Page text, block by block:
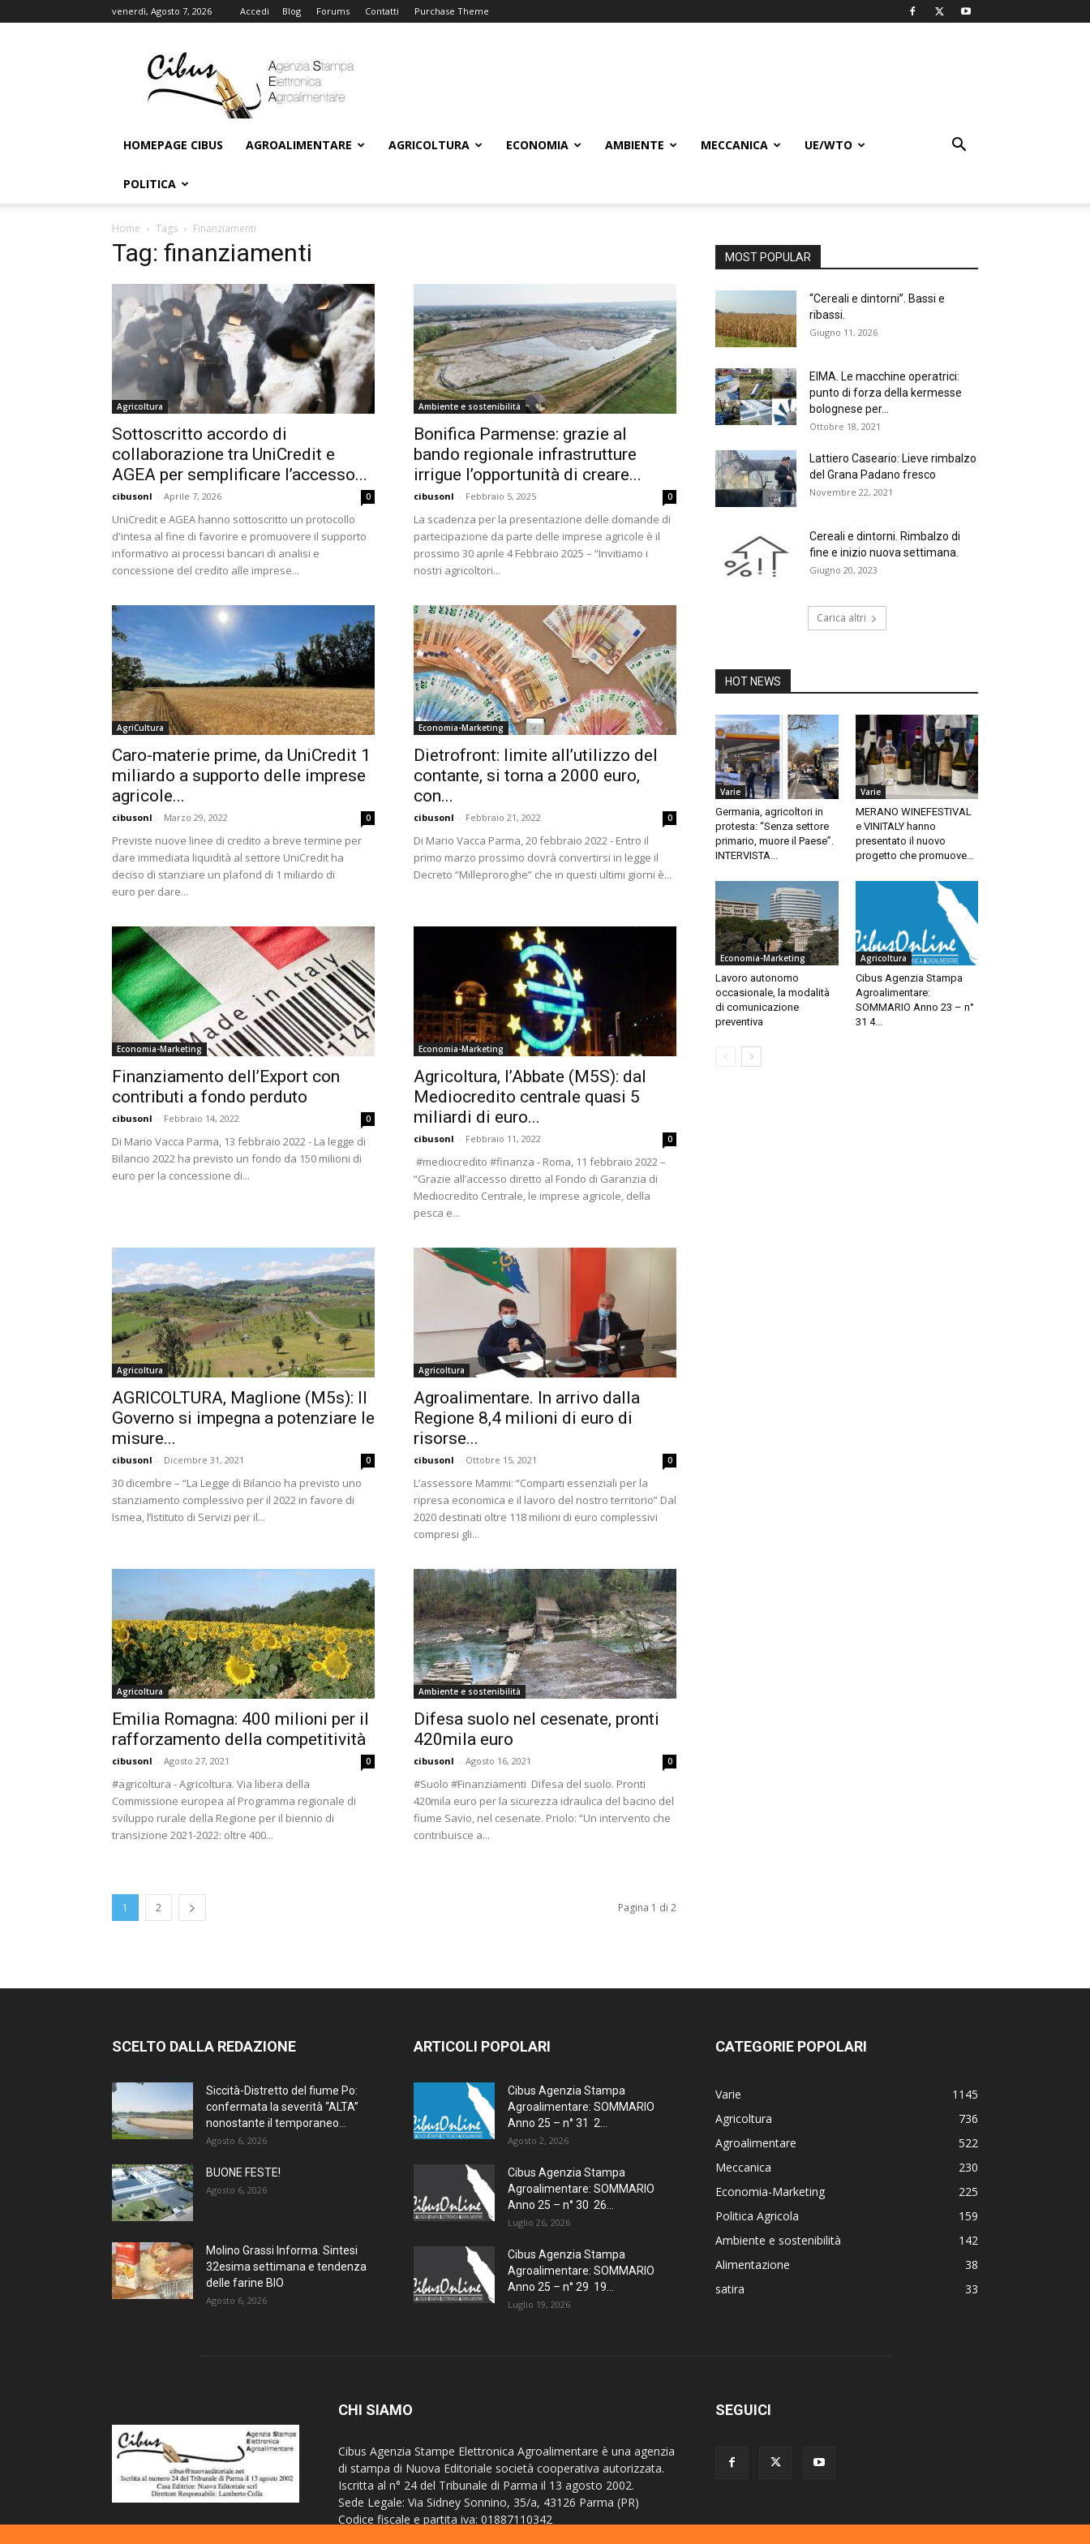
venerdì, Agosto 7, 2026 Accedi Blog Forums Contatti Purchase Theme
Online
HOMEPAGE CIBUS AGROALIMENTARE AGRICOLTURA ECONOMIA AMBIENTE MECCANICA UE/WTO
POLITICA
Home Tags Finanziamenti
Tag: finanziamenti
Agricoltura
Sottoscritto accordo di
collaborazione tra UniCredit e
AGEA per semplificare l’accesso...
cibusonl - Aprile 7, 2026 0
UniCredit e AGEA hanno sottoscritto un protocollo
d'intesa al fine di favorire e promuovere il supporto
informativo ai processi bancari di analisi e
concessione del credito alle imprese...
Ambiente e sostenibilità
Bonifica Parmense: grazie al
bando regionale infrastrutture
irrigue l’opportunità di creare...
cibusonl - Febbraio 5, 2025 0
La scadenza per la presentazione delle domande di
partecipazione da parte delle imprese agricole è il
prossimo 30 aprile 4 Febbraio 2025 – “Invitiamo i
nostri agricoltori...
AgriCultura
Caro-materie prime, da UniCredit 1
miliardo a supporto delle imprese
agricole...
cibusonl - Marzo 29, 2022 0
Previste nuove linee di credito a breve termine per
dare immediata liquidità al settore UniCredit ha
deciso di stanziare un plafond di 1 miliardo di
euro per dare...
Economia-Marketing
Dietrofront: limite all’utilizzo del
contante, si torna a 2000 euro,
con...
cibusonl - Febbraio 21, 2022 0
Di Mario Vacca Parma, 20 febbraio 2022 - Entro il
primo marzo prossimo dovrà convertirsi in legge il
Decreto “Milleproroghe” che in questi ultimi giorni è...
Economia-Marketing
Finanziamento dell’Export con
contributi a fondo perduto
cibusonl - Febbraio 14, 2022 0
Di Mario Vacca Parma, 13 febbraio 2022 - La legge di
Bilancio 2022 ha previsto un fondo da 150 milioni di
euro per la concessione di...
Economia-Marketing
Agricoltura, l’Abbate (M5S): dal
Mediocredito centrale quasi 5
miliardi di euro...
cibusonl - Febbraio 11, 2022 0
#mediocredito #finanza - Roma, 11 febbraio 2022 –
“Grazie all’accesso diretto al Fondo di Garanzia di
Mediocredito Centrale, le imprese agricole, della
pesca e...
Agricoltura
AGRICOLTURA, Maglione (M5s): Il
Governo si impegna a potenziare le
misure...
cibusonl - Dicembre 31, 2021 0
30 dicembre – “La Legge di Bilancio ha previsto uno
stanziamento complessivo per il 2022 in favore di
Ismea, l’Istituto di Servizi per il...
Agricoltura
Agroalimentare. In arrivo dalla
Regione 8,4 milioni di euro di
risorse...
cibusonl - Ottobre 15, 2021 0
L’assessore Mammi: “Comparti essenziali per la
ripresa economica e il lavoro del nostro territorio” Dal
2020 destinati oltre 118 milioni di euro complessivi
compresi gli...
Agricoltura
Emilia Romagna: 400 milioni per il
rafforzamento della competitività
cibusonl - Agosto 27, 2021 0
#agricoltura - Agricoltura. Via libera della
Commissione europea al Programma regionale di
sviluppo rurale della Regione per il biennio di
transizione 2021-2022: oltre 400...
Ambiente e sostenibilità
Difesa suolo nel cesenate, pronti
420mila euro
cibusonl - Agosto 16, 2021 0
#Suolo #Finanziamenti Difesa del suolo. Pronti
420mila euro per la sicurezza idraulica del bacino del
fiume Savio, nel cesenate. Priolo: “Un intervento che
contribuisce a...
1 2 Pagina 1 di 2
MOST POPULAR
“Cereali e dintorni”. Bassi e
ribassi.
Giugno 11, 2026
EIMA. Le macchine operatrici:
punto di forza della kermesse
bolognese per...
Ottobre 18, 2021
Lattiero Caseario: Lieve rimbalzo
del Grana Padano fresco
Novembre 22, 2021
Cereali e dintorni. Rimbalzo di
fine e inizio nuova settimana.
Giugno 20, 2023
Carica altri
HOT NEWS
Varie
Germania, agricoltori in
protesta: “Senza settore
primario, muore il Paese”.
INTERVISTA...
Varie
MERANO WINEFESTIVAL
e VINITALY hanno
presentato il nuovo
progetto che promuove...
Economia-Marketing
Lavoro autonomo
occasionale, la modalità
di comunicazione
preventiva
Agricoltura
Cibus Agenzia Stampa
Agroalimentare:
SOMMARIO Anno 23 – n°
31 4...
SCELTO DALLA REDAZIONE
Siccità-Distretto del fiume Po:
confermata la severità “ALTA”
nonostante il temporaneo...
Agosto 6, 2026
BUONE FESTE!
Agosto 6, 2026
Molino Grassi Informa. Sintesi
32esima settimana e tendenza
delle farine BIO
Agosto 6, 2026
ARTICOLI POPOLARI
Cibus Agenzia Stampa
Agroalimentare: SOMMARIO
Anno 25 – n° 31 2...
Agosto 2, 2026
Cibus Agenzia Stampa
Agroalimentare: SOMMARIO
Anno 25 – n° 30 26...
Luglio 26, 2026
Cibus Agenzia Stampa
Agroalimentare: SOMMARIO
Anno 25 – n° 29 19...
Luglio 19, 2026
CATEGORIE POPOLARI
Varie
1145
Agricoltura
736
Agroalimentare
522
Meccanica
230
Economia-Marketing
225
Politica Agricola
159
Ambiente e sostenibilità
142
Alimentazione
38
satira
33
CHI SIAMO
Cibus Agenzia Stampe Elettronica Agroalimentare è una agenzia
di stampa di Nuova Editoriale società cooperativa autorizzata.
Iscritta al n° 24 del Tribunale di Parma il 13 agosto 2002.
Sede Legale: Via Sidney Sonnino, 35/a, 43126 Parma (PR)
Codice fiscale e partita iva: 01887110342
SEGUICI